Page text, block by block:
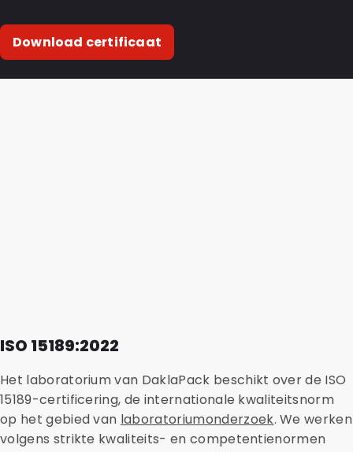
Download certificaat
ISO 15189:2022
Het laboratorium van DaklaPack beschikt over de ISO
15189-certificering, de internationale kwaliteitsnorm
op het gebied van laboratoriumonderzoek. We werken
volgens strikte kwaliteits- en competentienormen